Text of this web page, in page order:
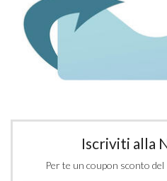
Iscriviti alla
Per te un coupon sconto